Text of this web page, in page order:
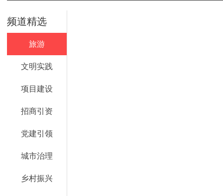
频道精选
旅游
文明实践
项目建设
招商引资
党建引领
城市治理
乡村振兴